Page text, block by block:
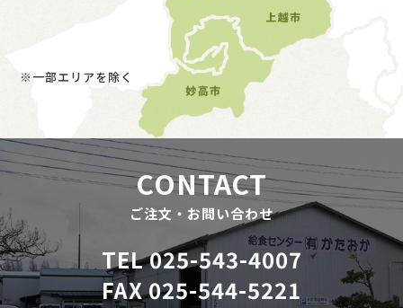
※一部エリアを除く
CONTACT
ご注文・お問い合わせ
TEL 025-543-4007
FAX 025-544-5221